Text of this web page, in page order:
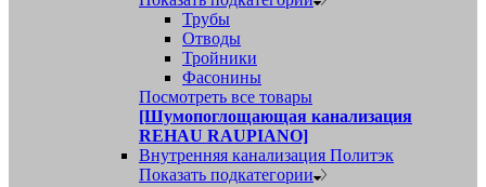
Трубы
Отводы
Тройники
Фасонины
Посмотреть все товары
[Шумопоглощающая канализация
REHAU RAUPIANO]
Внутренняя канализация Политэк
Показать подкатегории